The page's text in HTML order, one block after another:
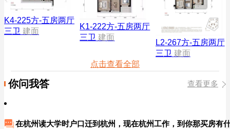
K4-225方-五房两厅
三卫 建面
K1-222方-五房两厅
三卫 建面
L2-267方-五房两厅
三卫 建面
点击查看全部
你问我答 查看更多
在杭州读大学时户口迁到杭州，现在杭州工作，到你那买房有